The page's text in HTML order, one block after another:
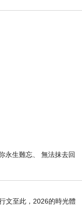
永生難忘、 無法抹去回
文至此，2026的時光體